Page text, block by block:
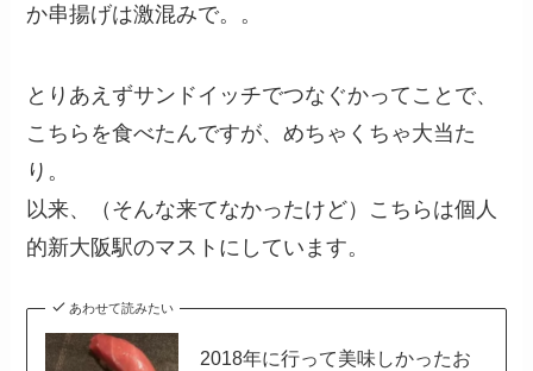
か串揚げは激混みで。。
とりあえずサンドイッチでつなぐかってことで、
こちらを食べたんですが、めちゃくちゃ大当た
り。
以来、（そんな来てなかったけど）こちらは個人
的新大阪駅のマストにしています。
あわせて読みたい
2018年に行って美味しかったお